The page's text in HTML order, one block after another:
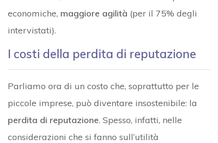
economiche, maggiore agilità (per il 75% degli
intervistati).
I costi della perdita di reputazione
Parliamo ora di un costo che, soprattutto per le
piccole imprese, può diventare insostenibile: la
perdita di reputazione. Spesso, infatti, nelle
considerazioni che si fanno sull’utilità